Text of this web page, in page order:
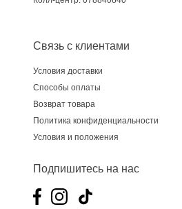
Связь с клиентами
Условия доставки
Способы оплаты
Возврат товара
Политика конфиденциальности
Условия и положения
Подпишитесь на нас